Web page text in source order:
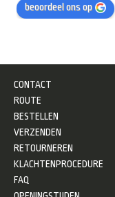
beoordeel ons op
CONTACT
ROUTE
BESTELLEN
VERZENDEN
RETOURNEREN
KLACHTENPROCEDURE
FAQ